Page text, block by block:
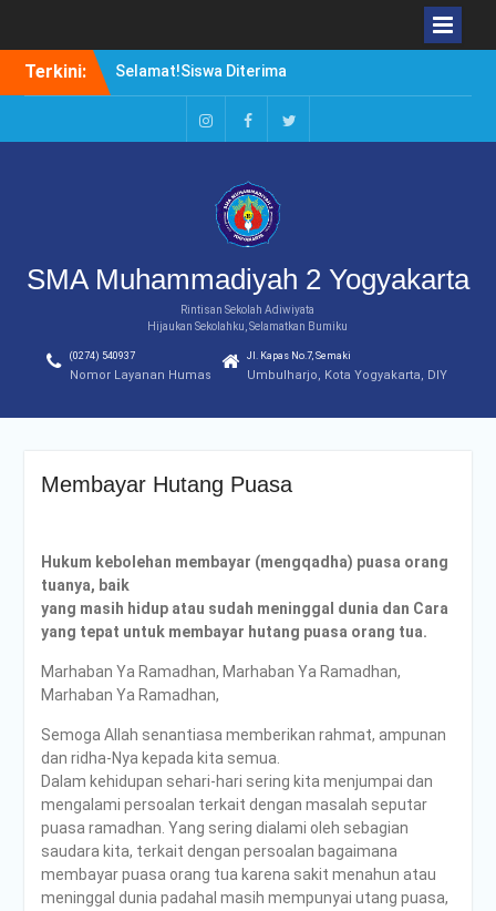
Terkini:
Selamat!Siswa Diterima
PTN Jalur SBMPTN 2020
Borong Prestasi. Agung
Setiwan, Kuliah di Luar
Duduki Peringkat Pertama
Rangking Pararel IPA
InstagramFacebookTwitter
SMA Muhammadiyah 2 Yogyakarta
Rintisan Sekolah Adiwiyata
Hijaukan Sekolahku, Selamatkan Bumiku
(0274) 540937
Nomor Layanan Humas
Jl. Kapas No.7, Semaki
Umbulharjo, Kota Yogyakarta, DIY
Membayar Hutang Puasa
Hukum kebolehan membayar (mengqadha) puasa orang
tuanya, baik
yang masih hidup atau sudah meninggal dunia dan Cara
yang tepat untuk membayar hutang puasa orang tua.
Marhaban Ya Ramadhan, Marhaban Ya Ramadhan,
Marhaban Ya Ramadhan,
Semoga Allah senantiasa memberikan rahmat, ampunan
dan ridha-Nya kepada kita semua.
Dalam kehidupan sehari-hari sering kita menjumpai dan
mengalami persoalan terkait dengan masalah seputar
puasa ramadhan. Yang sering dialami oleh sebagian
saudara kita, terkait dengan persoalan bagaimana
membayar puasa orang tua karena sakit menahun atau
meninggal dunia padahal masih mempunyai utang puasa,